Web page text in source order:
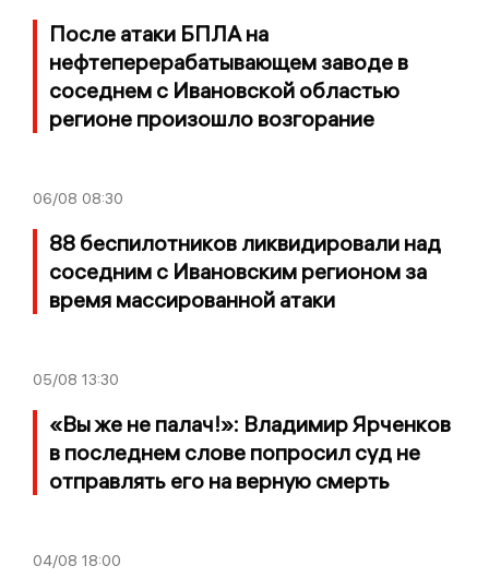
После атаки БПЛА на
нефтеперерабатывающем заводе в
соседнем с Ивановской областью
регионе произошло возгорание
06/08 08:30
88 беспилотников ликвидировали над
соседним с Ивановским регионом за
время массированной атаки
05/08 13:30
«Вы же не палач!»: Владимир Ярченков
в последнем слове попросил суд не
отправлять его на верную смерть
04/08 18:00